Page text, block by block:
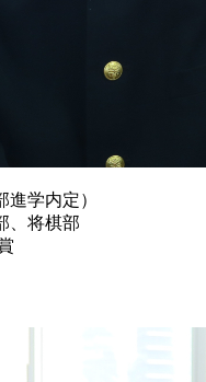
学内定）
、将棋部